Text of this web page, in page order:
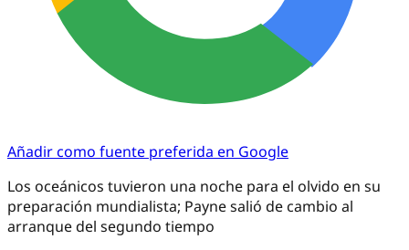
Añadir como fuente preferida en Google
Los oceánicos tuvieron una noche para el olvido en su
preparación mundialista; Payne salió de cambio al
arranque del segundo tiempo